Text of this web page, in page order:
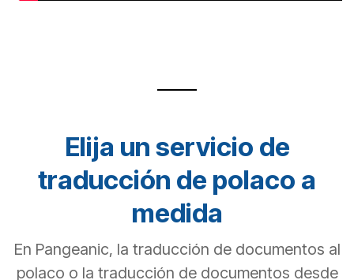
Elija un servicio de
traducción de polaco a
medida
En Pangeanic, la traducción de documentos al
polaco o la traducción de documentos desde